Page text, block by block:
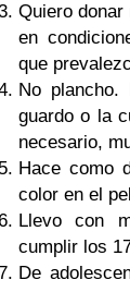
Quiero
en
que
No
guardo o la
necesario,
Hace como
color en el
Llevo con
cumplir los
De